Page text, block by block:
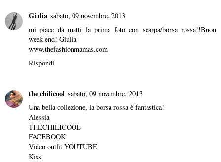
Giulia sabato, 09 novembre, 2013
mi piace da matti la prima foto con scarpa/borsa rossa!!Buon
week-end! Giulia
www.thefashionmamas.com
Rispondi
the chilicool sabato, 09 novembre, 2013
Una bella collezione, la borsa rossa è fantastica!
Alessia
THECHILICOOL
FACEBOOK
Video outfit YOUTUBE
Kiss